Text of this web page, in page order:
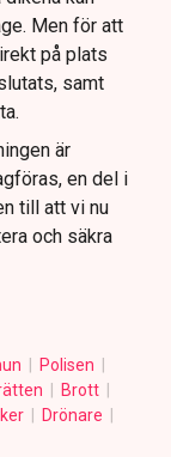
Men för att
på plats
samt
är
en del i
till att vi nu
och säkra
Polisen
Brott
Drönare